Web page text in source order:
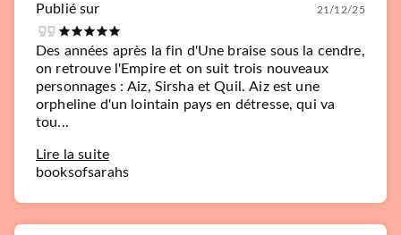
Publié sur 21/12/25
Des années après la fin d'Une braise sous la cendre,
on retrouve l'Empire et on suit trois nouveaux
personnages : Aiz, Sirsha et Quil. Aiz est une
orpheline d'un lointain pays en détresse, qui va
tou...
Lire la suite
booksofsarahs